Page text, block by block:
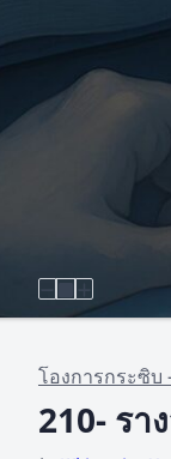
โองการกระซิบ
210- รา